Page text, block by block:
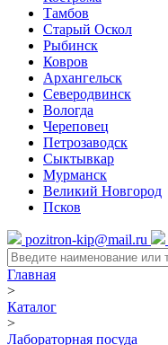
Тамбов
Старый Оскол
Рыбинск
Ковров
Архангельск
Северодвинск
Вологда
Череповец
Петрозаводск
Сыктывкар
Мурманск
Великий Новгород
Псков
pozitron-kip@mail.ru
Главная
>
Каталог
>
Лабораторная посуда